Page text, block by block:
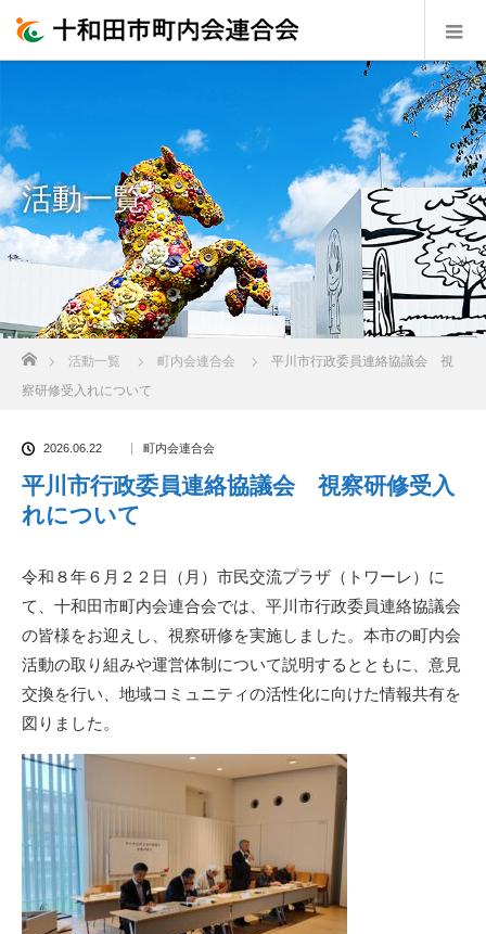
活動一覧
ホーム
活動一覧 町内会連合会
平川市行政委員連絡協議会 視
察研修受入れについて
2026.06.22 町内会連合会
平川市行政委員連絡協議会 視察研修受入
れについて
令和８年６月２２日（月）市民交流プラザ（トワーレ）に
て、十和田市町内会連合会では、平川市行政委員連絡協議会
の皆様をお迎えし、視察研修を実施しました。本市の町内会
活動の取り組みや運営体制について説明するとともに、意見
交換を行い、地域コミュニティの活性化に向けた情報共有を
図りました。